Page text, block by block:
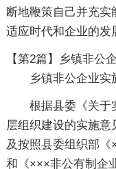
断地鞭策自己并充
适应时代和企业的发
【第2篇】乡镇非公
乡镇非公企业实
根据县委《关于
层组织建设的实施意
及按照县委组织部《
和《×××非公有制企